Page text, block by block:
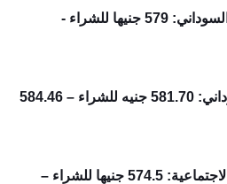
بنك الجزيرة الأردني السوداني: 579 جنيها للشراء -
البنك السعودي السوداني: 581.70 جنيه للشراء – 584.46
بنك الادخار والتنمية الاجتماعية: 574.5 جنيها للشراء –